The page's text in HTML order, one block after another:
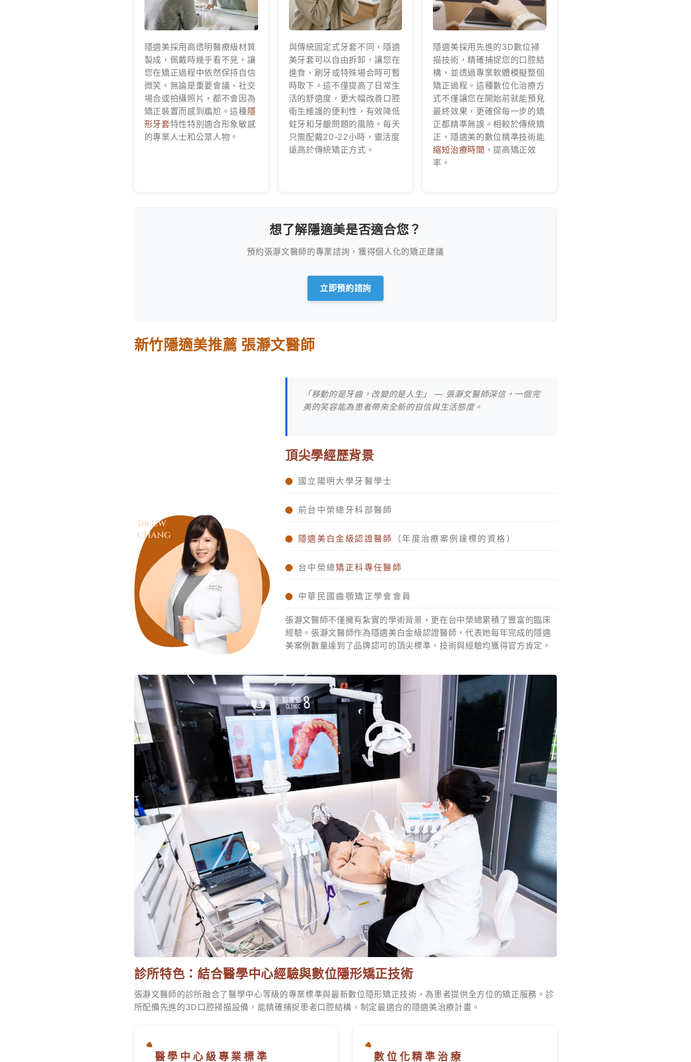
隱適美採用高透明醫療級材質
製成，佩戴時幾乎看不見，讓
您在矯正過程中依然保持自信
微笑。無論是重要會議、社交
場合或拍攝照片，都不會因為
矯正裝置而感到尷尬。這種 隱
形牙套特性特別適合形象敏感
的專業人士和公眾人物。
與傳統固定式牙套不同，隱適
美牙套可以自由拆卸，讓您在
進食、刷牙或特殊場合時可暫
時取下。這不僅提高了日常生
活的舒適度，更大幅改善口腔
衛生維護的便利性，有效降低
蛀牙和牙齦問題的風險。每天
只需配戴20-22小時，靈活度
遠高於傳統矯正方式。
隱適美採用先進的3D數位掃
描技術，精確捕捉您的口腔結
構，並透過專業軟體模擬整個
矯正過程。這種數位化治療方
式不僅讓您在開始前就能預見
最終效果，更確保每一步的矯
正都精準無誤。相較於傳統矯
正，隱適美的數位精準技術能
縮短治療時間 ，提高矯正效
率。
想了解隱適美是否適合您？
預約張瀞文醫師的專業諮詢，獲得個人化的矯正建議
立即預約諮詢
新竹隱適美推薦 張瀞文醫師
「移動的是牙齒，改變的是人生」 — 張瀞文醫師深信，一個完
美的笑容能為患者帶來全新的自信與生活態度。
頂尖學經歷背景
國立陽明大學牙醫學士
前台中榮總牙科部醫師
隱適美白金級認證醫師 （年度治療案例達標的資格）
台中榮總矯正科專任醫師
中華民國齒顎矯正學會會員
張瀞文醫師不僅擁有紮實的學術背景，更在台中榮總累積了豐富的臨床
經驗。張瀞文醫師作為隱適美白金級認證醫師，代表她每年完成的隱適
美案例數量達到了品牌認可的頂尖標準，技術與經驗均獲得官方肯定。
診所特色：結合醫學中心經驗與數位隱形矯正技術
張瀞文醫師的診所融合了醫學中心等級的專業標準與最新數位隱形矯正技術，為患者提供全方位的矯正服務。診
所配備先進的3D口腔掃描設備，能精確捕捉患者口腔結構，制定最適合的隱適美治療計畫。
醫學中心級專業標準 數位化精準治療